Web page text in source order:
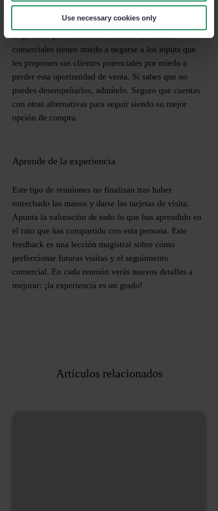
Use necessary cookies only
te serán de gran utilidad: no hagas propuestas que no
puedas cumplir y aprende a decir ‘no’. No te
sorprendas por esta última anotación, muchos
comerciales tienen miedo a negarse a los inputs que
les proponen sus clientes potenciales por miedo a
perder esta oportunidad de venta. Si sabes que no
puedes desempeñarlos, admítelo. Seguro que cuentas
con otras alternativas para seguir siendo su mejor
opción de compra.
Aprende de la experiencia
Este tipo de reuniones no finalizan tras haber
estrechado las manos y darse las tarjetas de visita.
Apunta la valoración de todo lo que has aprendido en
el rato que has compartido con esta persona. Este
feedback es una lección magistral sobre cómo
perfeccionar futuras visitas y el seguimiento
comercial. En cada reunión verás nuevos detalles a
mejorar: ¡la experiencia es un grado!
Artículos relacionados